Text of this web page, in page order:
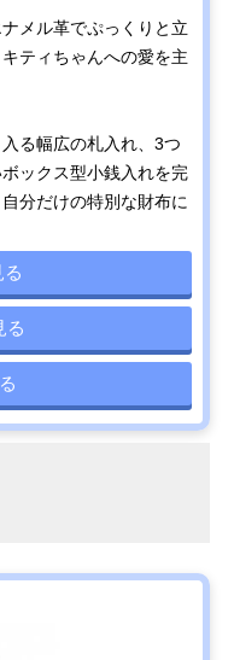
メル革でぷっくりと立
ティちゃんへの愛を主
る幅広の札入れ、3つ
ックス型小銭入れを完
分だけの特別な財布に
る